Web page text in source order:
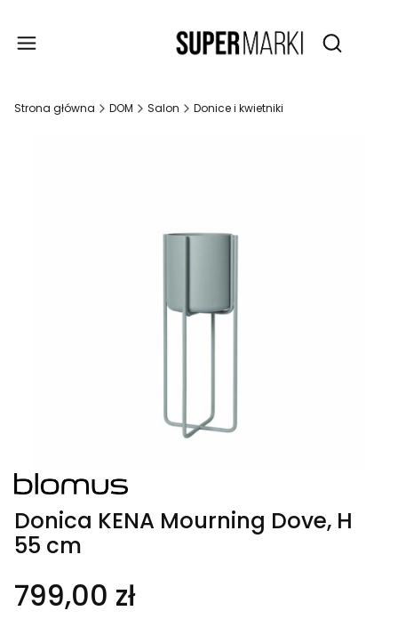
Otwórz
Strona główna DOM Salon Donice i kwietniki
Donica KENA Mourning Dove, H
55 cm
799,00 zł